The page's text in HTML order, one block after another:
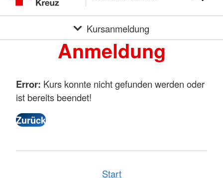
Kursanmeldung
Anmeldung
Error: Kurs konnte nicht gefunden werden oder
ist bereits beendet!
Start